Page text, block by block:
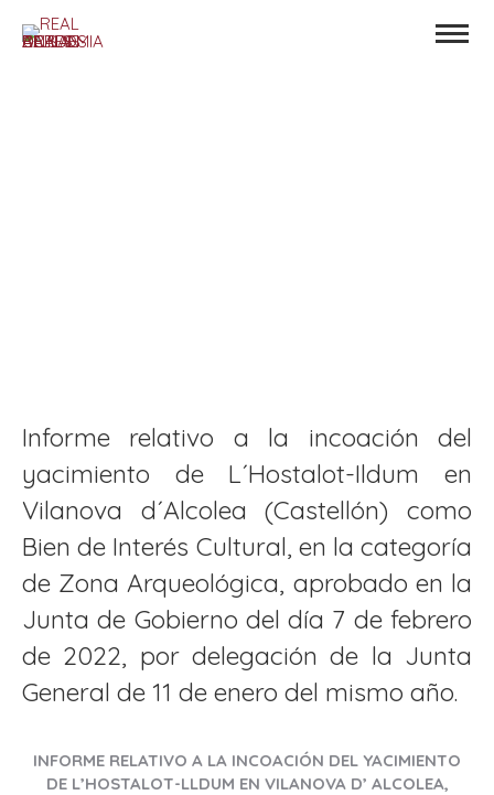
Informe relativo a la incoación del
yacimiento de L´Hostalot-Ildum en
Vilanova d´Alcolea (Castellón) como
Bien de Interés Cultural, en la categoría
de Zona Arqueológica, aprobado en la
Junta de Gobierno del día 7 de febrero
de 2022, por delegación de la Junta
General de 11 de enero del mismo año.
INFORME RELATIVO A LA INCOACIÓN DEL YACIMIENTO
DE L’HOSTALOT-LLDUM EN VILANOVA D’ ALCOLEA,